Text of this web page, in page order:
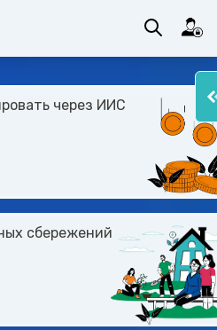
через ИИС
сбережений